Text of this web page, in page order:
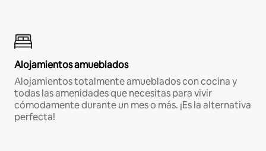
Alojamientos amueblados
Alojamientos totalmente amueblados con cocina y
todas las amenidades que necesitas para vivir
cómodamente durante un mes o más. ¡Es la alternativa
perfecta!